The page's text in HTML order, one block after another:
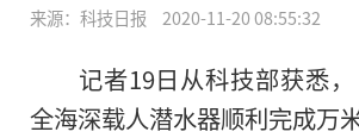
来源：科技日报 2020-11-20 08:55:32
记者19日从科技部获悉
全海深载人潜水器顺利完成万